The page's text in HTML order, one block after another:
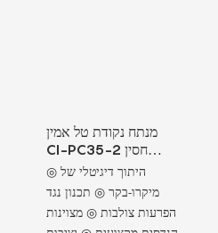
מנתח נקודת טל אמין
CI-PC35-2 חסין
פיצוץ
◎ היתוך דיגיטלי של
מיקרו-בקר ◎ תכנון נגד
הפרעות צולבות ◎ מצוינות